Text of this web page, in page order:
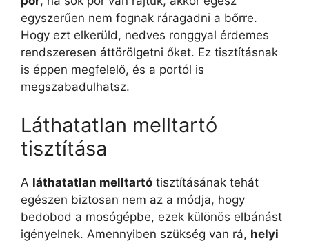
egyszerűen nem fognak ráragadni a bőrre.
Hogy ezt elkerüld, nedves ronggyal érdemes
rendszeresen áttörölgetni őket. Ez tisztításnak
is éppen megfelelő, és a portól is
megszabadulhatsz.
Láthatatlan melltartó
tisztítása
A láthatatlan melltartó tisztításának tehát
egészen biztosan nem az a módja, hogy
bedobod a mosógépbe, ezek különös elbánást
igényelnek. Amennyiben szükség van rá, helyi